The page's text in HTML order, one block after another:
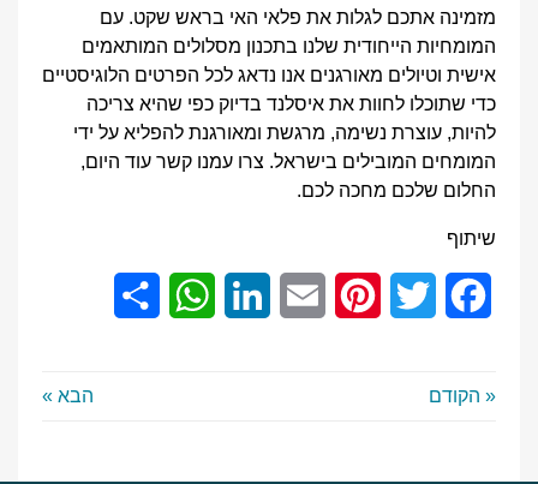
מזמינה אתכם לגלות את פלאי האי בראש שקט. עם
המומחיות הייחודית שלנו בתכנון מסלולים המותאמים
אישית וטיולים מאורגנים אנו נדאג לכל הפרטים הלוגיסטיים
כדי שתוכלו לחוות את איסלנד בדיוק כפי שהיא צריכה
להיות, עוצרת נשימה, מרגשת ומאורגנת להפליא על ידי
המומחים המובילים בישראל. צרו עמנו קשר עוד היום,
החלום שלכם מחכה לכם.
שיתוף
Facebook
Twitter
Pinterest
Email
LinkedIn
WhatsApp
« הקודם הבא »